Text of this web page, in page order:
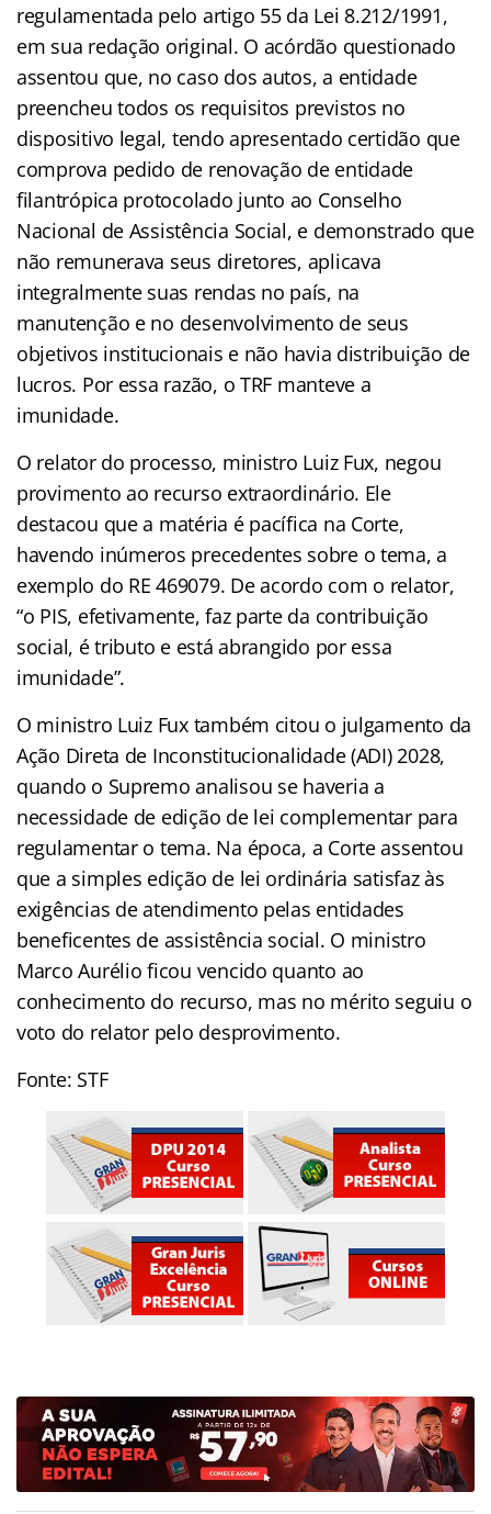
regulamentada pelo artigo 55 da Lei 8.212/1991,
em sua redação original. O acórdão questionado
assentou que, no caso dos autos, a entidade
preencheu todos os requisitos previstos no
dispositivo legal, tendo apresentado certidão que
comprova pedido de renovação de entidade
filantrópica protocolado junto ao Conselho
Nacional de Assistência Social, e demonstrado que
não remunerava seus diretores, aplicava
integralmente suas rendas no país, na
manutenção e no desenvolvimento de seus
objetivos institucionais e não havia distribuição de
lucros. Por essa razão, o TRF manteve a
imunidade.
O relator do processo, ministro Luiz Fux, negou
provimento ao recurso extraordinário. Ele
destacou que a matéria é pacífica na Corte,
havendo inúmeros precedentes sobre o tema, a
exemplo do RE 469079. De acordo com o relator,
“o PIS, efetivamente, faz parte da contribuição
social, é tributo e está abrangido por essa
imunidade”.
O ministro Luiz Fux também citou o julgamento da
Ação Direta de Inconstitucionalidade (ADI) 2028,
quando o Supremo analisou se haveria a
necessidade de edição de lei complementar para
regulamentar o tema. Na época, a Corte assentou
que a simples edição de lei ordinária satisfaz às
exigências de atendimento pelas entidades
beneficentes de assistência social. O ministro
Marco Aurélio ficou vencido quanto ao
conhecimento do recurso, mas no mérito seguiu o
voto do relator pelo desprovimento.
Fonte: STF